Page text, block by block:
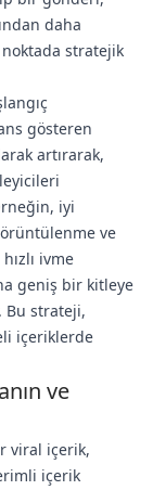
daha
stratejik
gösteren
artırarak,
iyi
ve
ivme
geniş bir kitleye
Bu strateji,
içeriklerde
ve
viral içerik,
içerik